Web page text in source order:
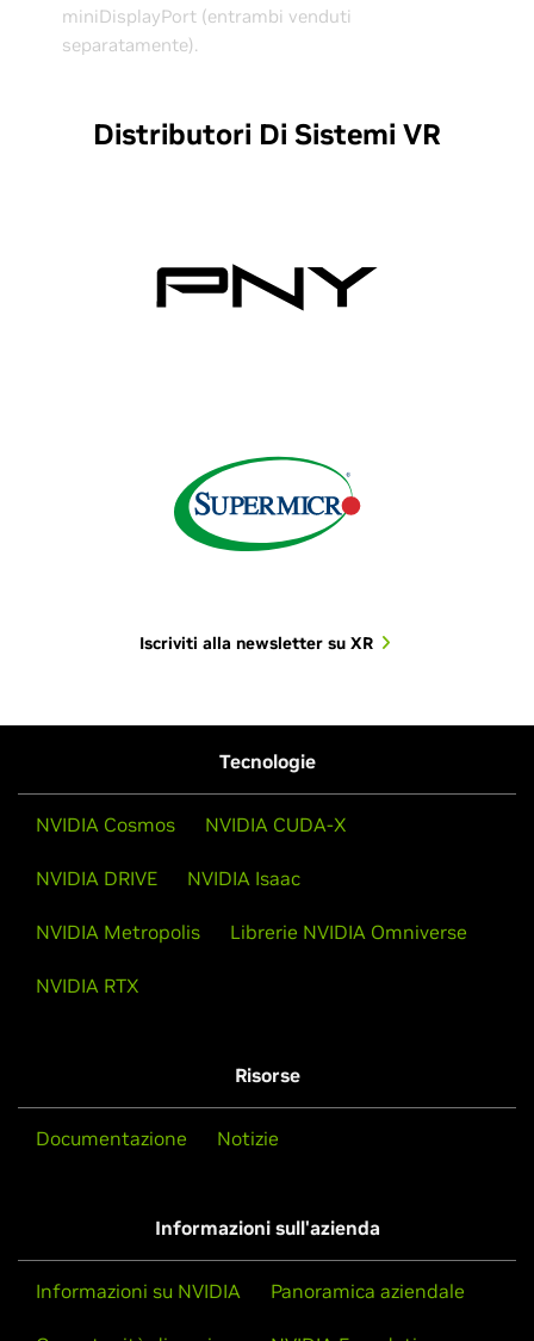
miniDisplayPort (entrambi venduti
separatamente).
Distributori Di Sistemi VR
Iscriviti alla newsletter su XR
Tecnologie
NVIDIA Cosmos NVIDIA CUDA-X
NVIDIA DRIVE NVIDIA Isaac
NVIDIA Metropolis Librerie NVIDIA Omniverse
NVIDIA RTX
Risorse
Documentazione Notizie
Informazioni sull'azienda
Informazioni su NVIDIA Panoramica aziendale